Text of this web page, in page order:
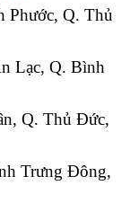
Phước, Q. Thủ
Lạc, Q. Bình
Q. Thủ Đức,
Trưng Đông,